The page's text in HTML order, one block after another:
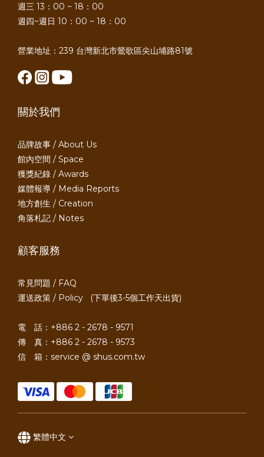
週三 13：00 ~ 18：00
週四~週日 10：00 ~ 18：00
營業地址：239 台灣新北市鶯歌區尖山埔路81號
關於我們
品牌故事 / About Us
館內空間 / Space
獲獎紀錄 / Awards
媒體報導 / Media Reports
地方創生 / Creation
角落札記 / Notes
顧客服務
常見問題 / FAQ
運送政策 / Policy (下單後3-5個工作天出貨)
電 話：+886 2 - 2678 - 9571
傳 真：+886 2 - 2678 - 9573
信 箱：service @ shus.com.tw
繁體中文